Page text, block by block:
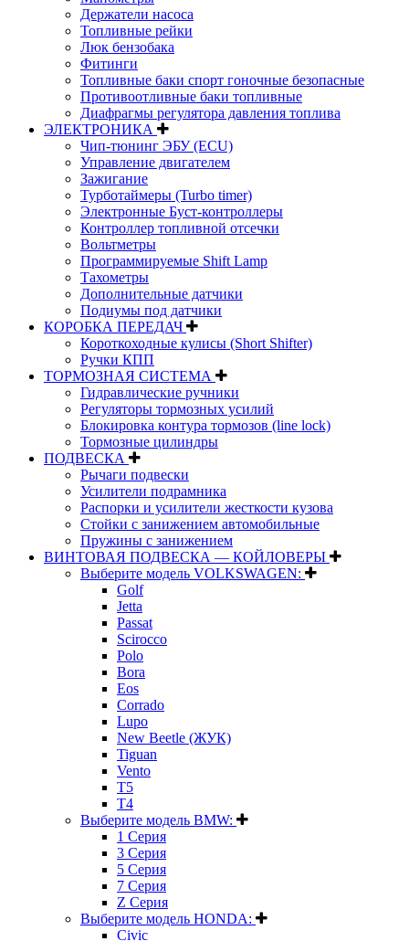
Держатели насоса
Топливные рейки
Люк бензобака
Фитинги
Топливные баки спорт гоночные безопасные
Противоотливные баки топливные
Диафрагмы регулятора давления топлива
ЭЛЕКТРОНИКА
Чип-тюнинг ЭБУ (ECU)
Управление двигателем
Зажигание
Турботаймеры (Turbo timer)
Электронные Буст-контроллеры
Контроллер топливной отсечки
Вольтметры
Программируемые Shift Lamp
Тахометры
Дополнительные датчики
Подиумы под датчики
КОРОБКА ПЕРЕДАЧ
Короткоходные кулисы (Short Shifter)
Ручки КПП
ТОРМОЗНАЯ СИСТЕМА
Гидравлические ручники
Регуляторы тормозных усилий
Блокировка контура тормозов (line lock)
Тормозные цилиндры
ПОДВЕСКА
Рычаги подвески
Усилители подрамника
Распорки и усилители жесткости кузова
Стойки с занижением автомобильные
Пружины с занижением
ВИНТОВАЯ ПОДВЕСКА — КОЙЛОВЕРЫ
Выберите модель VOLKSWAGEN:
Golf
Jetta
Passat
Scirocco
Polo
Bora
Eos
Corrado
Lupo
New Beetle (ЖУК)
Tiguan
Vento
T5
T4
Выберите модель BMW:
1 Серия
3 Серия
5 Серия
7 Серия
Z Серия
Выберите модель HONDA:
Civic